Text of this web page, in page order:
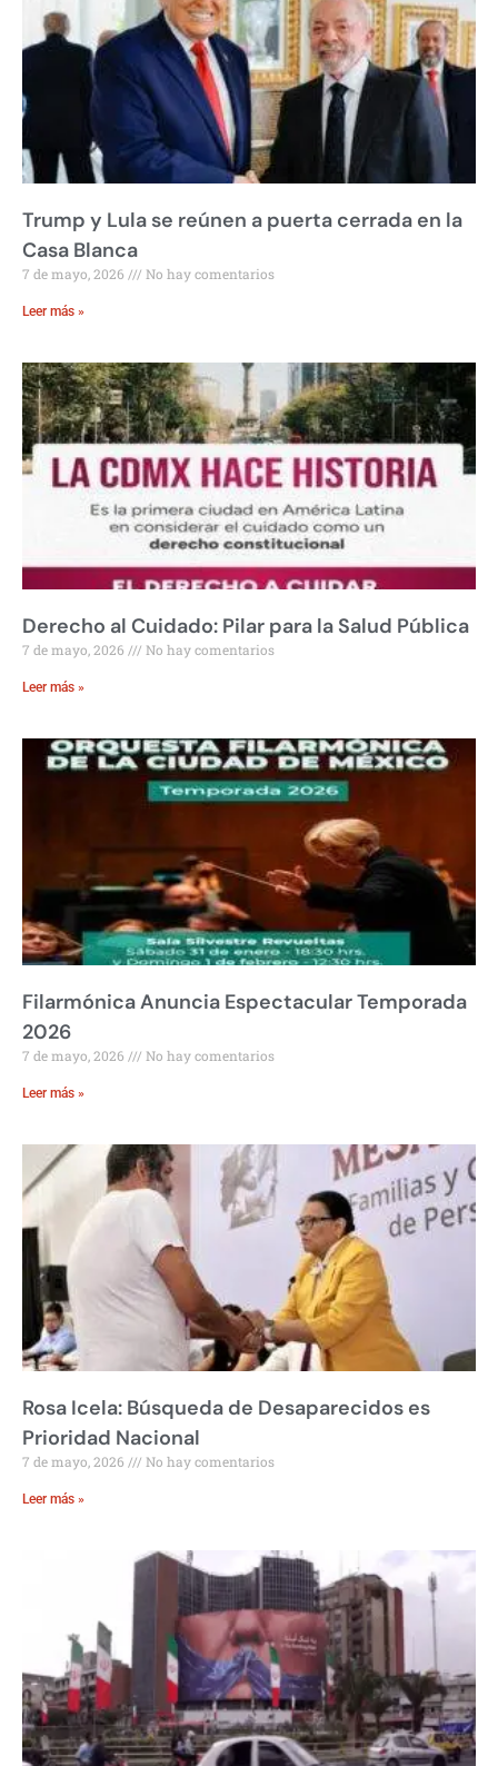
Trump y Lula se reúnen a puerta cerrada en la
Casa Blanca
7 de mayo, 2026 No hay comentarios
Leer más »
Derecho al Cuidado: Pilar para la Salud Pública
7 de mayo, 2026 No hay comentarios
Leer más »
Filarmónica Anuncia Espectacular Temporada
2026
7 de mayo, 2026 No hay comentarios
Leer más »
Rosa Icela: Búsqueda de Desaparecidos es
Prioridad Nacional
7 de mayo, 2026 No hay comentarios
Leer más »